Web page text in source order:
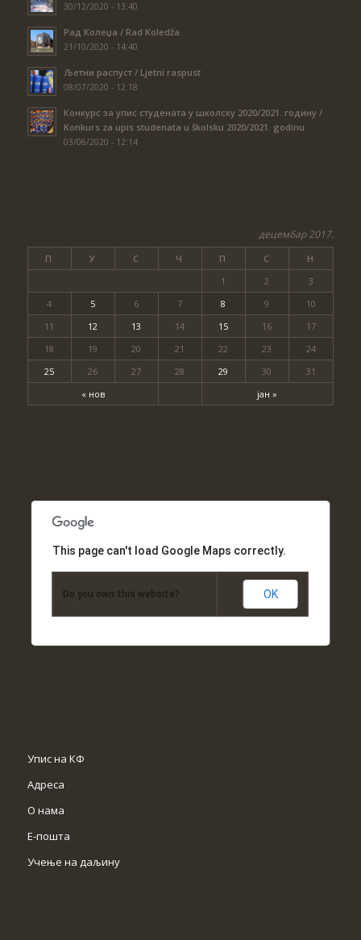
30/12/2020 - 13:40
Рад Колеџа / Rad Koledža
21/10/2020 - 14:40
Љетни распуст / Ljetni raspust
08/07/2020 - 12:18
Конкурс за упис студената у школску 2020/2021. годину /
Konkurs za upis studenata u školsku 2020/2021. godinu
03/06/2020 - 12:14
децембар 2017.
П У С Ч П С Н
« нов јан »
1 2
3
4
5 6 7 8 9
10
11
12 13 14 15 16
17
18
19 20 21 22 23
24
25
26 27 28 29 30 31
This page can't load Google Maps correctly.
Do you own this website? OK
Упис на КФ
Адреса
О нама
Е-пошта
Учење на даљину